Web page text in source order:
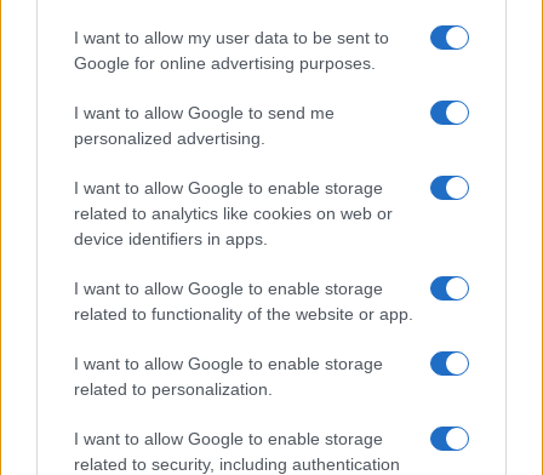
I want to allow my user data to be sent to
Google for online advertising purposes.
I want to allow Google to send me
personalized advertising.
I want to allow Google to enable storage
related to analytics like cookies on web or
device identifiers in apps.
I want to allow Google to enable storage
related to functionality of the website or app.
I want to allow Google to enable storage
related to personalization.
I want to allow Google to enable storage
related to security, including authentication
„Pusztítsátok el Izraelt” – elképesztő
jelenetek zajlottak a világhírű
fesztiválon
pereltek be egy izraeli éttermet
Berlinben